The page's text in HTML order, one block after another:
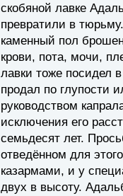
скобяной лавке
превратили в
каменный пол
крови, пота, мочи,
лавки тоже посидел
продал по глупости
руководством
исключения его
семьдесят лет.
отведённом для
казармами, и у
двух в высоту.